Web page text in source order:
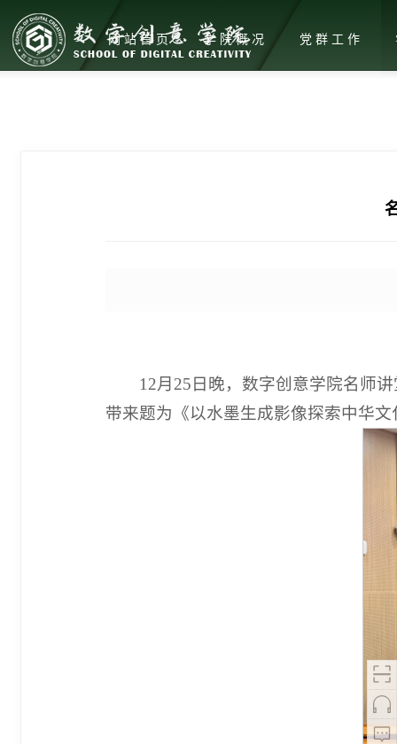
网站首页 学院概况 党群工作
12月25日晚，数字创意学院名师
带来题为《以水墨生成影像探索中华